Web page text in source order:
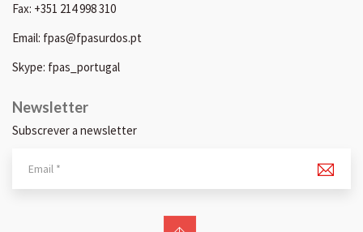
Fax: +351 214 998 310
Email: fpas@fpasurdos.pt
Skype: fpas_portugal
Newsletter
Subscrever a newsletter